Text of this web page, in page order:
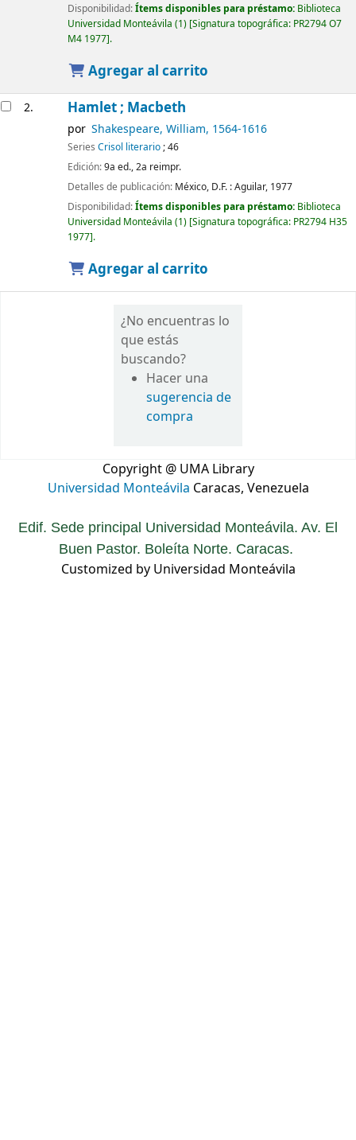
Disponibilidad:Ítems disponibles para préstamo: Biblioteca
Universidad Monteávila (1) Signatura topográfica: PR2794 O7
M4 1977 .
Agregar al carrito
2. Hamlet ; Macbeth
por Shakespeare, William, 1564-1616
Series Crisol literario; 46
Edición:9a ed., 2a reimpr.
Detalles de publicación: México, D.F. :Aguilar, 1977
Disponibilidad:Ítems disponibles para préstamo: Biblioteca
Universidad Monteávila (1) Signatura topográfica: PR2794 H35
1977 .
Agregar al carrito
¿No encuentras lo
que estás
buscando?
Hacer una
sugerencia de
compra
Copyright @ UMA Library
Universidad Monteávila Caracas, Venezuela
Edif. Sede principal Universidad Monteávila. Av. El
Buen Pastor. Boleíta Norte. Caracas.
Customized by Universidad Monteávila